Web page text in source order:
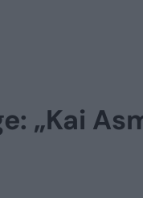
„Kai